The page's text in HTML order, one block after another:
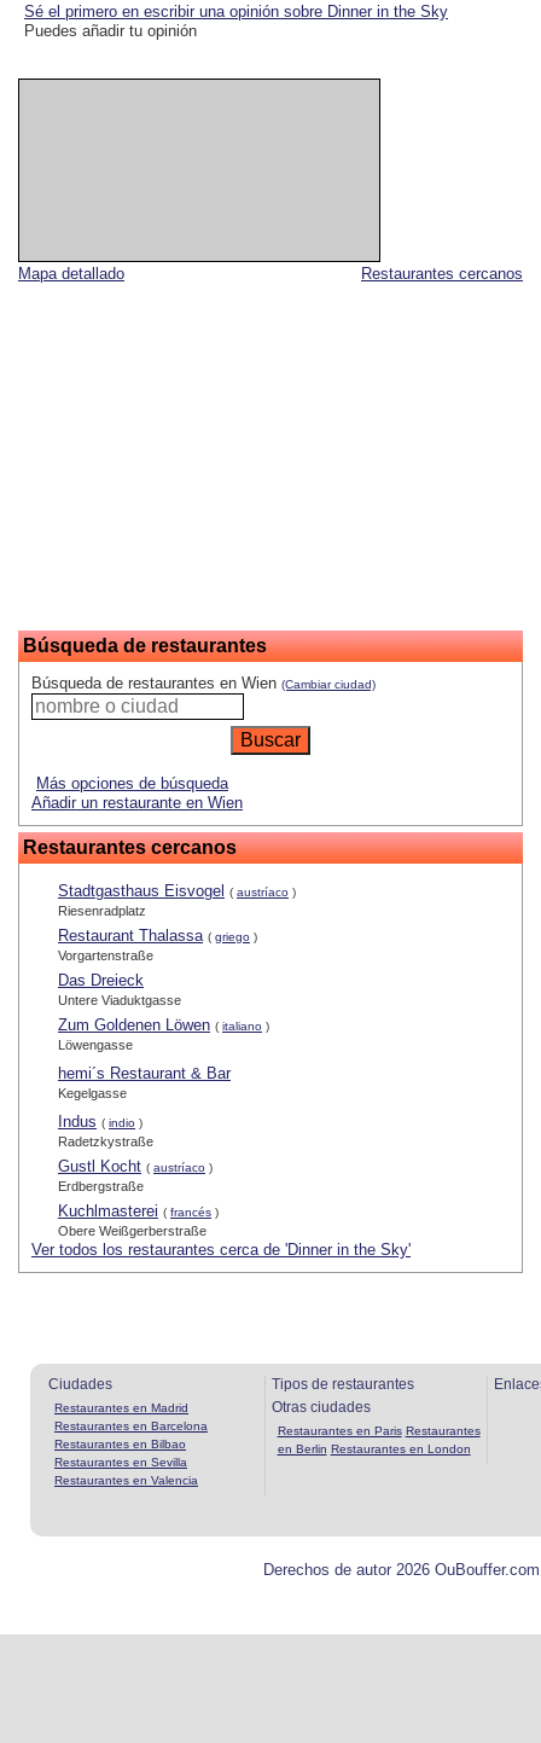
Restaurantes cercanos
Mapa detallado
Búsqueda de restaurantes
Búsqueda de restaurantes en Wien (Cambiar ciudad)
Más opciones de búsqueda
Añadir un restaurante en Wien
Restaurantes cercanos
Stadtgasthaus Eisvogel ( austríaco )
Riesenradplatz
Restaurant Thalassa ( griego )
Vorgartenstraße
Das Dreieck
Untere Viaduktgasse
Zum Goldenen Löwen ( italiano )
Löwengasse
hemi´s Restaurant & Bar
Kegelgasse
Indus ( indio )
Radetzkystraße
Gustl Kocht ( austríaco )
Erdbergstraße
Kuchlmasterei ( francés )
Obere Weißgerberstraße
Ver todos los restaurantes cerca de 'Dinner in the Sky'
Sé el primero en escribir una opinión sobre Dinner in the Sky
Puedes añadir tu opinión
Ciudades
Restaurantes en Madrid
Restaurantes en Barcelona
Restaurantes en Bilbao
Restaurantes en Sevilla
Restaurantes en Valencia
Tipos de restaurantes
Otras ciudades
Restaurantes en Paris Restaurantes
en Berlin Restaurantes en London
Derechos de autor 2026